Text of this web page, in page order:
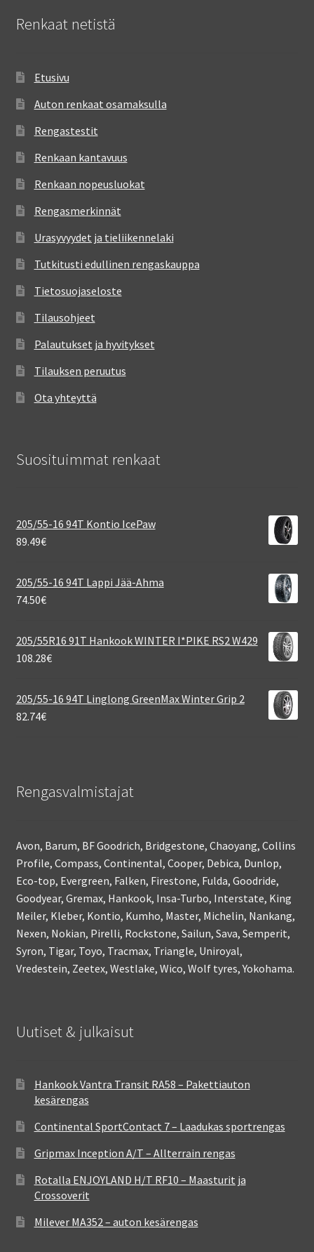
Renkaat netistä
Etusivu
Auton renkaat osamaksulla
Rengastestit
Renkaan kantavuus
Renkaan nopeusluokat
Rengasmerkinnät
Urasyvyydet ja tieliikennelaki
Tutkitusti edullinen rengaskauppa
Tietosuojaseloste
Tilausohjeet
Palautukset ja hyvitykset
Tilauksen peruutus
Ota yhteyttä
Suosituimmat renkaat
205/55-16 94T Kontio IcePaw
89.49€
205/55-16 94T Lappi Jää-Ahma
74.50€
205/55R16 91T Hankook WINTER I*PIKE RS2 W429
108.28€
205/55-16 94T Linglong GreenMax Winter Grip 2
82.74€
Rengasvalmistajat
Avon, Barum, BF Goodrich, Bridgestone, Chaoyang, Collins
Profile, Compass, Continental, Cooper, Debica, Dunlop,
Eco-top, Evergreen, Falken, Firestone, Fulda, Goodride,
Goodyear, Gremax, Hankook, Insa-Turbo, Interstate, King
Meiler, Kleber, Kontio, Kumho, Master, Michelin, Nankang,
Nexen, Nokian, Pirelli, Rockstone, Sailun, Sava, Semperit,
Syron, Tigar, Toyo, Tracmax, Triangle, Uniroyal,
Vredestein, Zeetex, Westlake, Wico, Wolf tyres, Yokohama.
Uutiset & julkaisut
Hankook Vantra Transit RA58 – Pakettiauton
kesärengas
Continental SportContact 7 – Laadukas sportrengas
Gripmax Inception A/T – Allterrain rengas
Rotalla ENJOYLAND H/T RF10 – Maasturit ja
Crossoverit
Milever MA352 – auton kesärengas